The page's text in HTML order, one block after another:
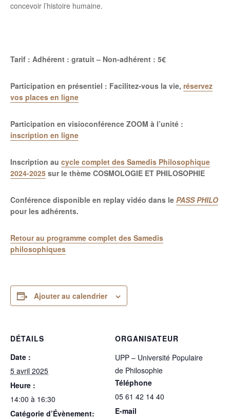
concevoir l’histoire humaine.
Tarif : Adhérent : gratuit – Non-adhérent : 5€
Participation en présentiel : Facilitez-vous la vie, réservez
vos places en ligne
Participation en visioconférence ZOOM à l’unité :
inscription en ligne
Inscription au cycle complet des Samedis Philosophique
2024-2025 sur le thème COSMOLOGIE ET PHILOSOPHIE
Conférence disponible en replay vidéo dans le PASS PHILO
pour les adhérents.
Retour au programme complet des Samedis
philosophiques
Ajouter au calendrier
DÉTAILS
Date :
5 avril 2025
Heure :
14:00 à 16:30
Catégorie d’Évènement:
ORGANISATEUR
UPP – Université Populaire
de Philosophie
Téléphone
05 61 42 14 40
E-mail